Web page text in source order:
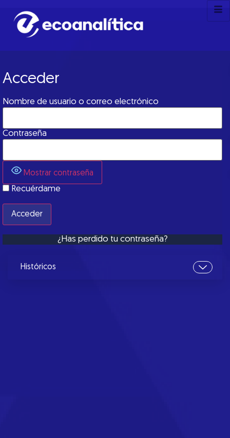
Acceder
Nombre de usuario o correo electrónico
Contraseña
Mostrar contraseña
Recuérdame
¿Has perdido tu contraseña?
Históricos